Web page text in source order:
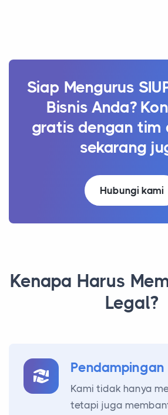
Siap Mengurus
Bisnis Anda?
gratis dengan tim
sekarang
Hubungi kami
Kenapa Harus
Legal?
Pendampingan
Kami tidak hanya
tetapi juga